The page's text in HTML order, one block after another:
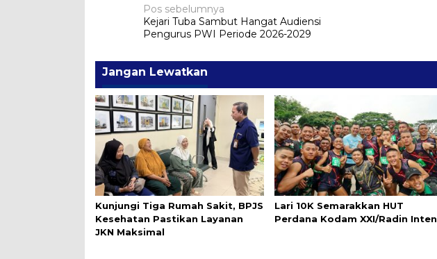
Navigasi
pos
Pos sebelumnya
Kejari Tuba Sambut Hangat Audiensi
Pengurus PWI Periode 2026-2029
Jangan Lewatkan
Kunjungi Tiga Rumah Sakit, BPJS
Kesehatan Pastikan Layanan
JKN Maksimal
Lari 10K Semarakkan HUT
Perdana Kodam XXI/Radin Inten